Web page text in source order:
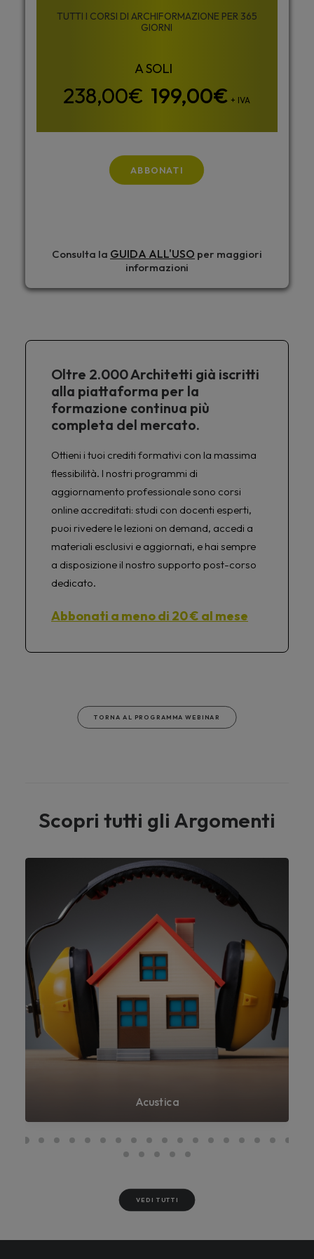
TUTTI I CORSI DI ARCHIFORMAZIONE PER 365
GIORNI
199,00€ + IVA
ABBONATI
Consulta la GUIDA ALL'USO per maggiori
informazioni
Oltre 2.000 Architetti già iscritti
alla piattaforma per la
formazione continua più
completa del mercato.
Ottieni i tuoi crediti formativi con la massima
flessibilità. I nostri programmi di
aggiornamento professionale sono corsi
online accreditati: studi con docenti esperti,
puoi rivedere le lezioni on demand, accedi a
materiali esclusivi e aggiornati, e hai sempre
a disposizione il nostro supporto post-corso
dedicato.
Abbonati a meno di 20 € al mese
TORNA AL PROGRAMMA WEBINAR
Scopri tutti gli Argomenti
Acustica
VEDI TUTTI